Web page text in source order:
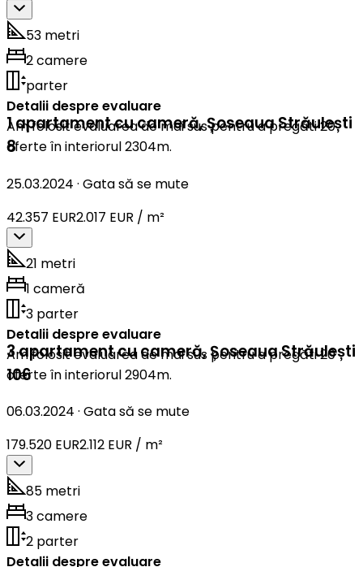
53 metri
2 camere
parter
Detalii despre evaluare
Am folosit evaluarea de mai sus pentru a pregăti 20
oferte în interiorul 2304m.
1 apartament cu cameră,Șoseaua Străulești
8
25.03.2024 · Gata să se mute
42.357 EUR2.017 EUR / m²
21 metri
1 cameră
3 parter
Detalii despre evaluare
Am folosit evaluarea de mai sus pentru a pregăti 20
oferte în interiorul 2904m.
3 apartament cu cameră,Șoseaua Străulești
106
06.03.2024 · Gata să se mute
179.520 EUR2.112 EUR / m²
85 metri
3 camere
2 parter
Detalii despre evaluare